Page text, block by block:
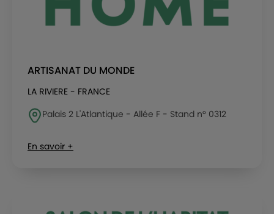
ARTISANAT DU MONDE
LA RIVIERE - FRANCE
Palais 2 L'Atlantique - Allée F - Stand n° 0312
En savoir +